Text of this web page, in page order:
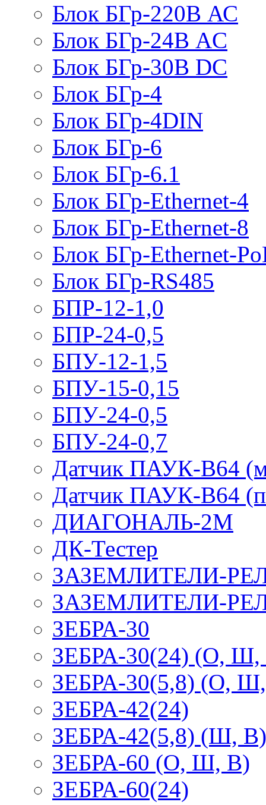
Блок БГр-220В АС
Блок БГр-24В AC
Блок БГр-30В DC
Блок БГр-4
Блок БГр-4DIN
Блок БГр-6
Блок БГр-6.1
Блок БГр-Ethernet-4
Блок БГр-Ethernet-8
Блок БГр-Ethernet-
Блок БГр-RS485
БПР-12-1,0
БПР-24-0,5
БПУ-12-1,5
БПУ-15-0,15
БПУ-24-0,5
БПУ-24-0,7
Датчик ПАУК-В64
Датчик ПАУК-В64
ДИАГОНАЛЬ-2М
ДК-Тестер
ЗАЗЕМЛИТЕЛИ-
ЗАЗЕМЛИТЕЛИ-
ЗЕБРА-30
ЗЕБРА-30(24) (О,
ЗЕБРА-30(5,8) (О,
ЗЕБРА-42(24)
ЗЕБРА-42(5,8) (Ш, В)
ЗЕБРА-60 (О, Ш, В)
ЗЕБРА-60(24)